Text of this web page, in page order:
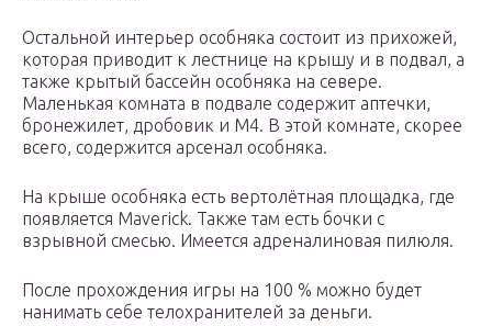
Остальной интерьер особняка состоит из прихожей,
которая приводит к лестнице на крышу и в подвал, а
также крытый бассейн особняка на севере.
Маленькая комната в подвале содержит аптечки,
бронежилет, дробовик и M4. В этой комнате, скорее
всего, содержится арсенал особняка.
На крыше особняка есть вертолётная площадка, где
появляется Maverick. Также там есть бочки с
взрывной смесью. Имеется адреналиновая пилюля.
После прохождения игры на 100 % можно будет
нанимать себе телохранителей за деньги.